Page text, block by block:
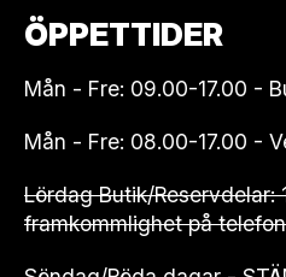
ÖPPETTIDER
Mån - Fre: 09.00-17.00 -
Mån - Fre: 08.00-17.00 -
Lördag Butik/Reservdelar:
framkommlighet på